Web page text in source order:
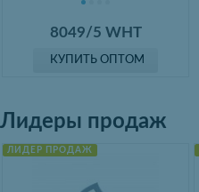
8049/5 WHT
КУПИТЬ ОПТОМ
Лидеры продаж
ЛИДЕР ПРОДАЖ